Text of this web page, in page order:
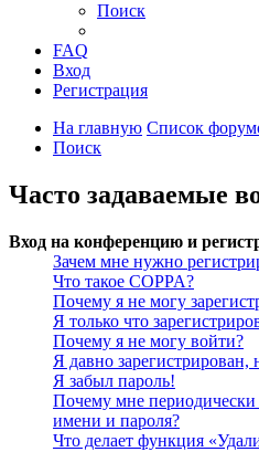
Поиск
FAQ
Вход
Регистрация
На главную Список
Поиск
Часто задаваемые
Вход на конференцию и
Зачем мне нужно
Что такое COPPA?
Почему я не могу
Я только что
Почему я не могу войти?
Я давно
Я забыл пароль!
Почему мне периодически
имени и пароля?
Что делает функция